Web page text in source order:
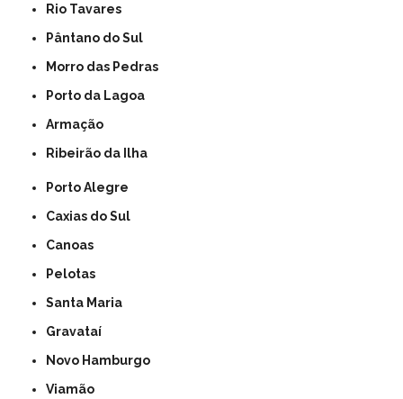
Rio Tavares
Pântano do Sul
Morro das Pedras
Porto da Lagoa
Armação
Ribeirão da Ilha
Porto Alegre
Caxias do Sul
Canoas
Pelotas
Santa Maria
Gravataí
Novo Hamburgo
Viamão